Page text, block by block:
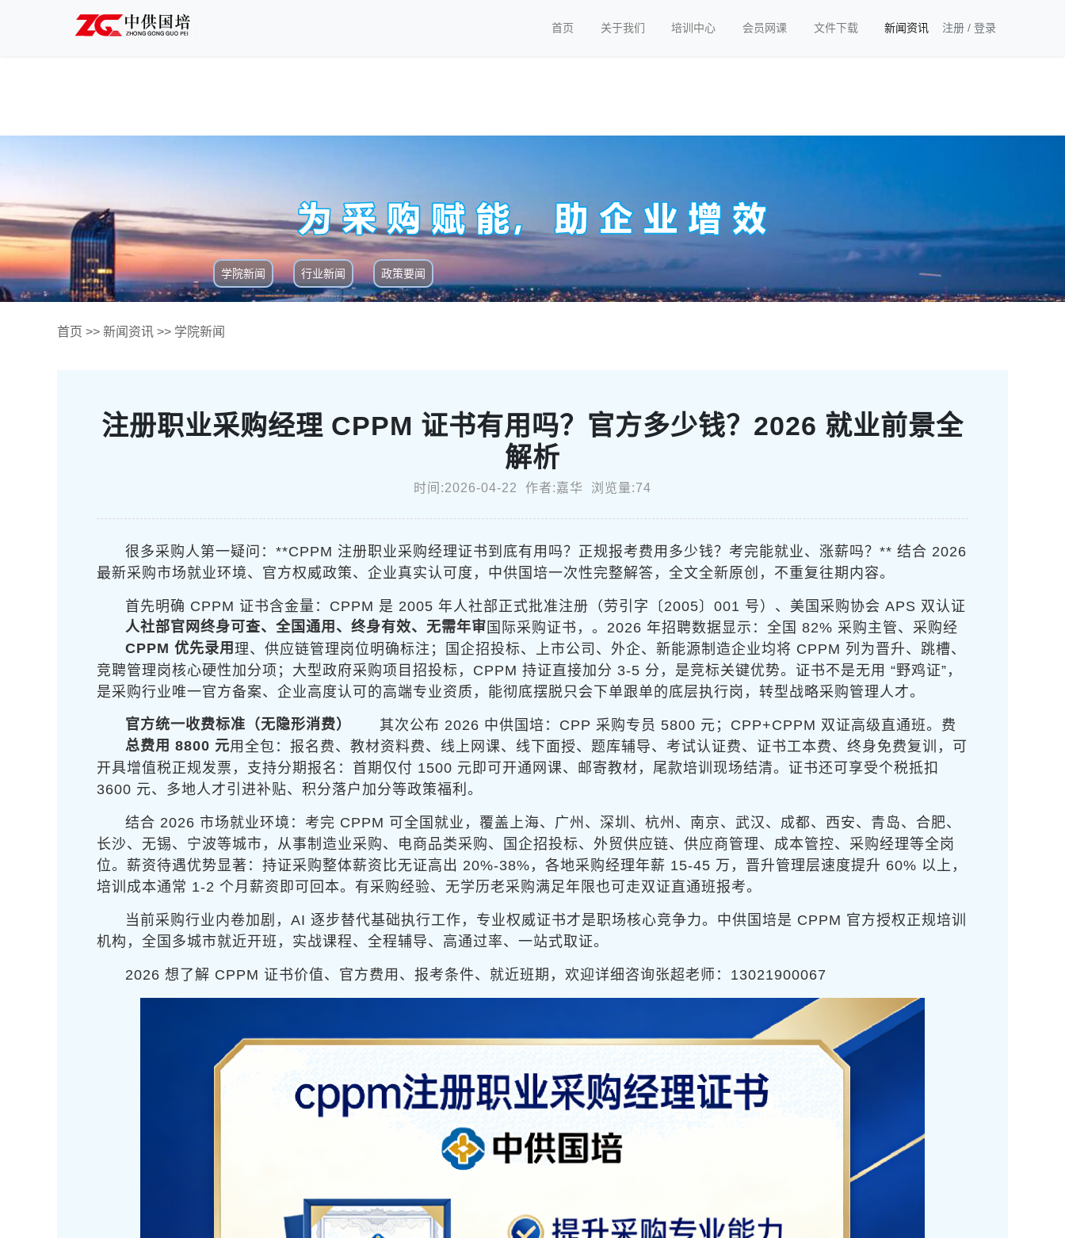
首页 关于我们 培训中心 会员网课 文件下载 新闻资讯 注册 / 登录
学院新闻 行业新闻 政策要闻
首页 >> 新闻资讯 >> 学院新闻
注册职业采购经理 CPPM 证书有用吗？官方多少钱？2026 就业前景全
解析
时间:2026-04-22 作者:嘉华 浏览量:74
很多采购人第一疑问：**CPPM 注册职业采购经理证书到底有用吗？正规报考费用多少钱？考完能就业、涨薪吗？** 结合 2026
最新采购市场就业环境、官方权威政策、企业真实认可度，中供国培一次性完整解答，全文全新原创，不重复往期内容。
首先明确 CPPM 证书含金量：CPPM 是 2005 年人社部正式批准注册（劳引字〔2005〕001 号）、美国采购协会 APS 双认证
国际采购证书，
人社部官网终身可查、全国通用、终身有效、无需年审
。2026 年招聘数据显示：全国 82% 采购主管、采购经
理、供应链管理岗位明确标注
CPPM 优先录用
；国企招投标、上市公司、外企、新能源制造企业均将 CPPM 列为晋升、跳槽、
竞聘管理岗核心硬性加分项；大型政府采购项目招投标，CPPM 持证直接加分 3-5 分，是竞标关键优势。证书不是无用 “野鸡证”，
是采购行业唯一官方备案、企业高度认可的高端专业资质，能彻底摆脱只会下单跟单的底层执行岗，转型战略采购管理人才。
其次公布 2026 中供国培
官方统一收费标准（无隐形消费）
：CPP 采购专员 5800 元；CPP+CPPM 双证高级直通班
总费用 8800 元
。费
用全包：报名费、教材资料费、线上网课、线下面授、题库辅导、考试认证费、证书工本费、终身免费复训，可
开具增值税正规发票，支持分期报名：首期仅付 1500 元即可开通网课、邮寄教材，尾款培训现场结清。证书还可享受个税抵扣
3600 元、多地人才引进补贴、积分落户加分等政策福利。
结合 2026 市场就业环境：考完 CPPM 可全国就业，覆盖上海、广州、深圳、杭州、南京、武汉、成都、西安、青岛、合肥、
长沙、无锡、宁波等城市，从事制造业采购、电商品类采购、国企招投标、外贸供应链、供应商管理、成本管控、采购经理等全岗
位。薪资待遇优势显著：持证采购整体薪资比无证高出 20%-38%，各地采购经理年薪 15-45 万，晋升管理层速度提升 60% 以上，
培训成本通常 1-2 个月薪资即可回本。有采购经验、无学历老采购满足年限也可走双证直通班报考。
当前采购行业内卷加剧，AI 逐步替代基础执行工作，专业权威证书才是职场核心竞争力。中供国培是 CPPM 官方授权正规培训
机构，全国多城市就近开班，实战课程、全程辅导、高通过率、一站式取证。
2026 想了解 CPPM 证书价值、官方费用、报考条件、就近班期，欢迎详细咨询张超老师：13021900067